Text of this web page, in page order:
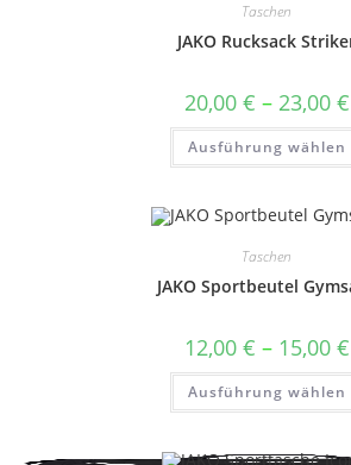
Taschen
JAKO Rucksack
20,00 € – 23,00 €
Ausführung wählen
Taschen
JAKO Sportbeutel
12,00 € – 15,00 €
Ausführung wählen